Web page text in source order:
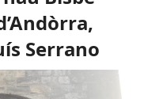
Serrano